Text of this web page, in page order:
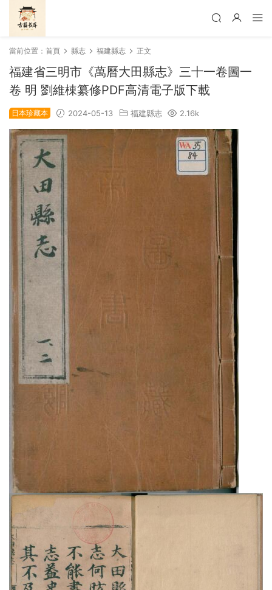
當前位置： 首頁 縣志 福建縣志 正文
福建省三明市《萬曆大田縣志》三十一卷圖一
卷 明 劉維棟纂修PDF高清電子版下載
日本珍藏本 2024-05-13 福建縣志 2.16k